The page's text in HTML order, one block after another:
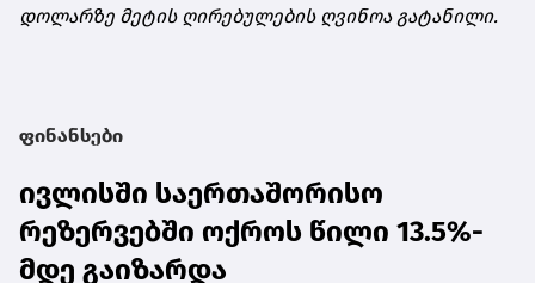
დოლარზე მეტის ღირებულების ღვინოა გატანილი.
ფინანსები
ივლისში საერთაშორისო
რეზერვებში ოქროს წილი 13.5%-
მდე გაიზარდა